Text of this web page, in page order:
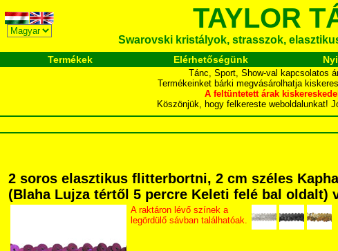
TAYLOR
Swarovski kristályok, strasszok,
Termékek Elérhetőségünk
Tánc, Sport, Show-val kapcsolatos
Termékeinket bárki megvásárolhatja
A feltüntetett árak
Köszönjük, hogy felkereste weboldalunkat!
2 soros elasztikus flitterbortni, 2 cm széles
(Blaha Lujza tértől 5 percre Keleti felé bal oldalt)
A raktáron lévő színek a
legördülő sávban találhatóak.